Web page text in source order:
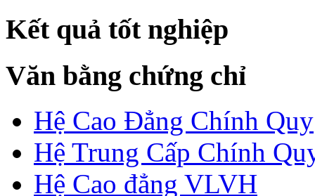
Kết quả tốt nghiệp
Văn bằng chứng chỉ
Hệ Cao Đẳng Chính Quy
Hệ Trung Cấp Chính
Hệ Cao đẳng VLVH